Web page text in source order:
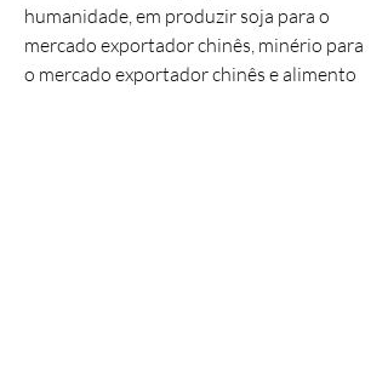
humanidade, em produzir soja para o
mercado exportador chinês, minério para
o mercado exportador chinês e alimento